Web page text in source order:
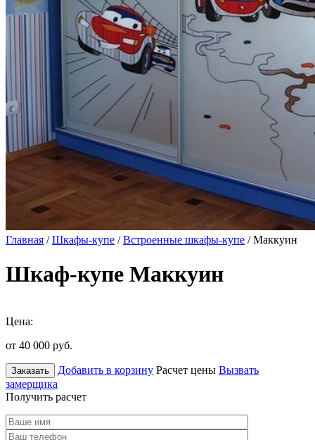
Главная /Шкафы-купе /Встроенные шкафы-купе / Маккуин
Шкаф-купе Маккуин
Цена:
от 40 000 руб.
Заказать Добавить в корзину Расчет цены Вызвать
замерщика
Получить расчет